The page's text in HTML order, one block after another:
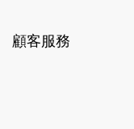
顧客服務